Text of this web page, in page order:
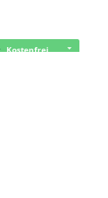
Kostenfrei